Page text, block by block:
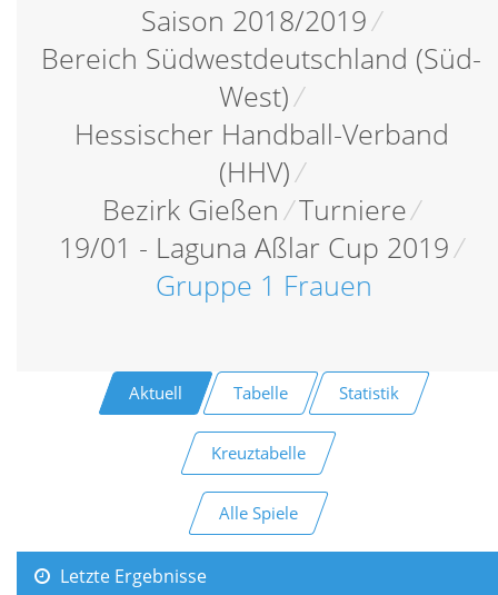
Saison 2018/2019/
Bereich Südwestdeutschland (Süd-
West)/
Hessischer Handball-Verband
(HHV)/
Bezirk Gießen/Turniere/
19/01 - Laguna Aßlar Cup 2019/
Gruppe 1 Frauen
Aktuell Tabelle Statistik
Kreuztabelle
Alle Spiele
Letzte Ergebnisse